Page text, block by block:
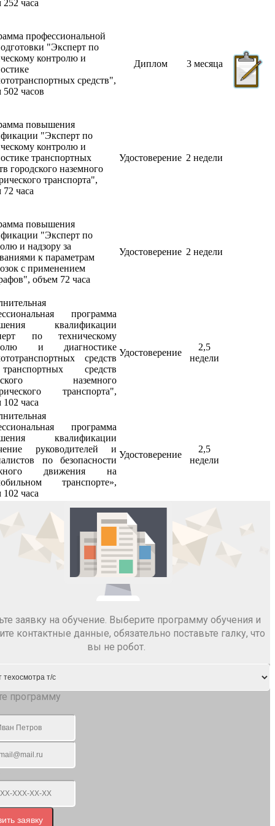
252 часа
профессиональной
"Эксперт по
контролю и
средств",
502 часов
Диплом 3 месяца
повышения
"Эксперт по
контролю и
транспортных
городского наземного
транспорта",
72 часа
Удостоверение 2 недели
повышения
"Эксперт по
и надзору за
к параметрам
с применением
объем 72 часа
Удостоверение 2 недели
программа
квалификации
по техническому
и диагностике
средств
средств
наземного
транспорта",
102 часа
Удостоверение
2,5
недели
программа
квалификации
руководителей и
по безопасности
движения на
транспорте»,
102 часа
Удостоверение
2,5
недели
заявку на обучение. Выберите программу обучения и
контактные данные, обязательно поставьте галку, что
вы не робот.
программу
заявку